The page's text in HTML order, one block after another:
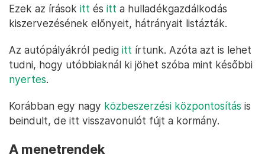
Ezek az írások itt és itt a hulladékgazdálkodás
kiszervezésének előnyeit, hátrányait listázták.
Az autópályákról pedig itt írtunk. Azóta azt is lehet
tudni, hogy utóbbiaknál ki jöhet szóba mint későbbi
nyertes.
Korábban egy nagy közbeszerzési központosítás is
beindult, de itt visszavonulót fújt a kormány.
A menetrendek